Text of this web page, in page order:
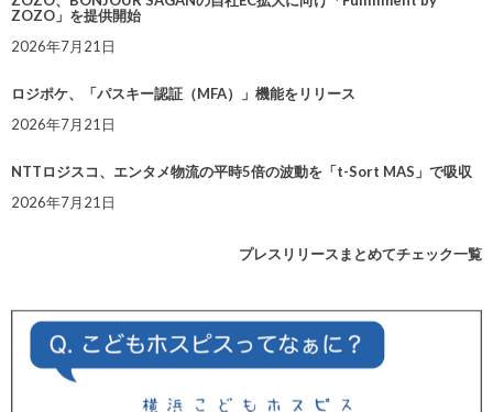
ZOZO」を提供開始
2026年7月21日
ロジポケ、「パスキー認証（MFA）」機能をリリース
2026年7月21日
NTTロジスコ、エンタメ物流の平時5倍の波動を「t-Sort MAS」で吸収
2026年7月21日
プレスリリースまとめてチェック一覧